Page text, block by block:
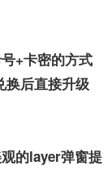
+卡密的方式
换后直接升级
的layer弹窗提